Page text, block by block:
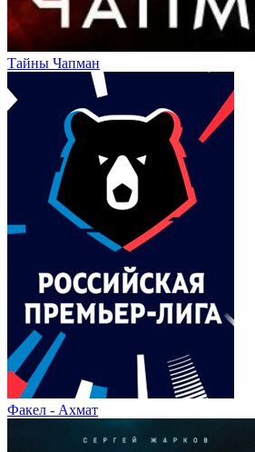
Тайны Чапман
Факел - Ахмат